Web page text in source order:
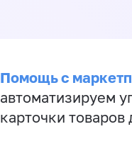
Помощь с
автоматизируем
карточки